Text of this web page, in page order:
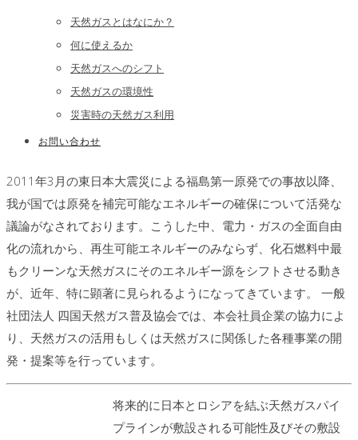
天然ガスとはなにか？
何に使えるか
天然ガスへのシフト
天然ガスの環境性
災害時の天然ガス利用
お問い合わせ
2011年3月の東日本大震災による福島第一原発での事故以降、
我が国では原発を補完可能なエネルギーの確保について活発な
議論がなされております。こうした中、電力・ガスの全面自由
化の流れから、再生可能エネルギーのみならず、化石燃料中最
もクリーンな天然ガスにそのエネルギー源をシフトさせる動き
が、近年、特に顕著に見られるようになってきています。 一般
社団法人 四国天然ガス普及協会では、本会社員企業の協力によ
り、天然ガスの活用もしくは天然ガスに関係した各種事業の開
発・提案等を行っています。
将来的に日本とロシアを結ぶ天然ガスパイ
プラインが敷設される可能性及びその敷設